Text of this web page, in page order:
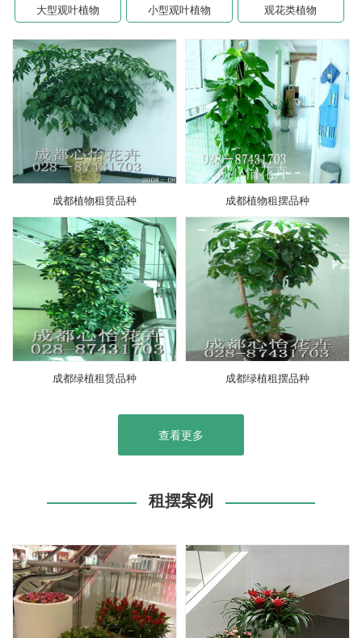
大型观叶植物 小型观叶植物 观花类植物
成都植物租赁品种 成都植物租摆品种
成都绿植租赁品种 成都绿植租摆品种
查看更多
租摆案例